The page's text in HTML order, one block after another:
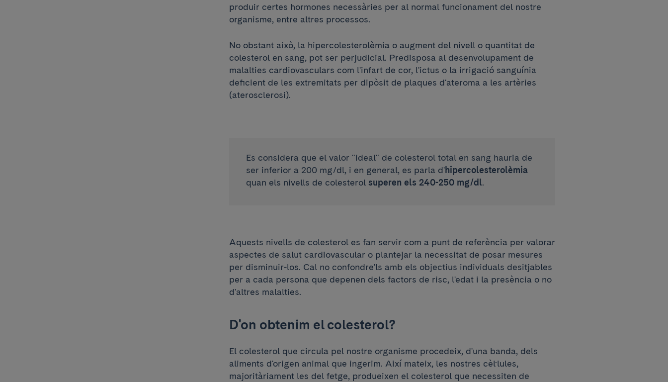
produir certes hormones necessàries per al normal funcionament del nostre
organisme, entre altres processos.
No obstant això, la hipercolesterolèmia o augment del nivell o quantitat de
colesterol en sang, pot ser perjudicial. Predisposa al desenvolupament de
malalties cardiovasculars com l'infart de cor, l'ictus o la irrigació sanguínia
deficient de les extremitats per dipòsit de plaques d'ateroma a les artèries
(aterosclerosi).
Es considera que el valor "ideal" de colesterol total en sang hauria de
ser inferior a 200 mg/dl, i en general, es parla d'hipercolesterolèmia
quan els nivells de colesterol superen els 240-250 mg/dl.
Aquests nivells de colesterol es fan servir com a punt de referència per valorar
aspectes de salut cardiovascular o plantejar la necessitat de posar mesures
per disminuir-los. Cal no confondre'ls amb els objectius individuals desitjables
per a cada persona que depenen dels factors de risc, l'edat i la presència o no
d'altres malalties.
D'on obtenim el colesterol?
El colesterol que circula pel nostre organisme procedeix, d'una banda, dels
aliments d'origen animal que ingerim. Així mateix, les nostres cèl·lules,
majoritàriament les del fetge, produeixen el colesterol que necessiten de